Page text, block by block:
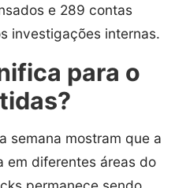
e 289 contas
investigações internas.
para o
semana mostram que a
em diferentes áreas do